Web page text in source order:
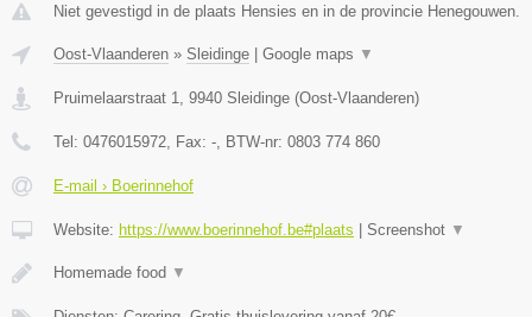
Niet gevestigd in de plaats Hensies en in de provincie Henegouwen.
Oost-Vlaanderen » Sleidinge Google maps ▼
Pruimelaarstraat 1 9940 Sleidinge (Oost-Vlaanderen)
Tel: 0476015972 , Fax: - , BTW-nr: 0803 774 860
E-mail › Boerinnehof
Website: https://www.boerinnehof.be#plaats Screenshot ▼
Homemade food ▼